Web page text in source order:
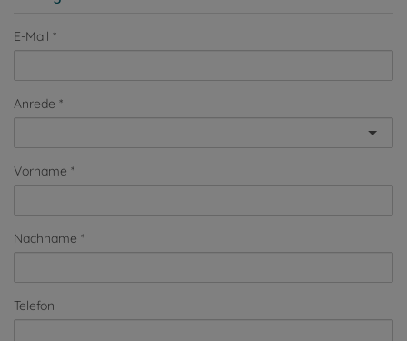
E-Mail
Anrede
Vorname
Nachname
Telefon